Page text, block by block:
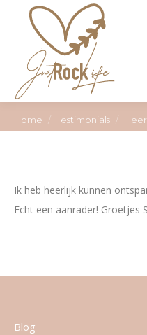
Je bent hier:
Home Testimonials
Ik heb heerlijk kunnen
Echt een aanrader! Groetjes
Blog